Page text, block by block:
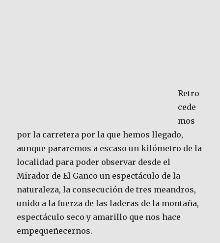
Retro
cede
mos
por la carretera por la que hemos llegado,
aunque pararemos a escaso un kilómetro de la
localidad para poder observar desde el
Mirador de El Ganco un espectáculo de la
naturaleza, la consecución de tres meandros,
unido a la fuerza de las laderas de la montaña,
espectáculo seco y amarillo que nos hace
empequeñecernos.